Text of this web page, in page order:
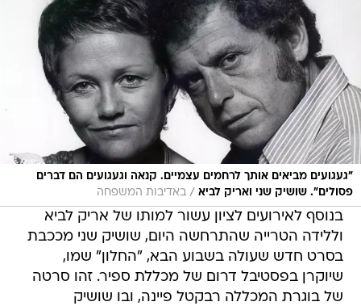
"געגועים מביאים אותך לרחמים עצמיים. קנאה וגעגועים הם דברים
פסולים". שושיק שני ואריק לביא / באדיבות המשפחה
בנוסף לאירועים לציון עשור למותו של אריק לביא
וללידה הטרייה שהתרחשה היום, שושיק שני מככבת
בסרט חדש שעולה בשבוע הבא, "החלון" שמו,
שיוקרן בפסטיבל דרום של מכללת ספיר. זהו סרטה
של בוגרת המכללה רבקטל פיינה, ובו שושיק